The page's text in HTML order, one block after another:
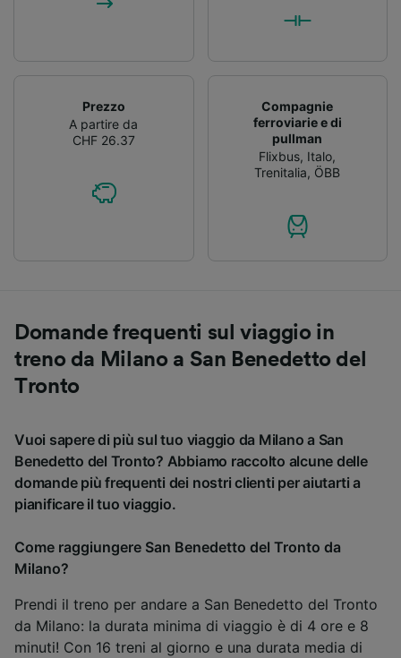
Prezzo
A partire da
CHF 26.37
Compagnie
ferroviarie e di
pullman
Flixbus, Italo,
Trenitalia, ÖBB
Domande frequenti sul viaggio in
treno da Milano a San Benedetto del
Tronto
Vuoi sapere di più sul tuo viaggio da Milano a San
Benedetto del Tronto? Abbiamo raccolto alcune delle
domande più frequenti dei nostri clienti per aiutarti a
pianificare il tuo viaggio.
Come raggiungere San Benedetto del Tronto da
Milano?
Prendi il treno per andare a San Benedetto del Tronto
da Milano: la durata minima di viaggio è di 4 ore e 8
minuti! Con 16 treni al giorno e una durata media di